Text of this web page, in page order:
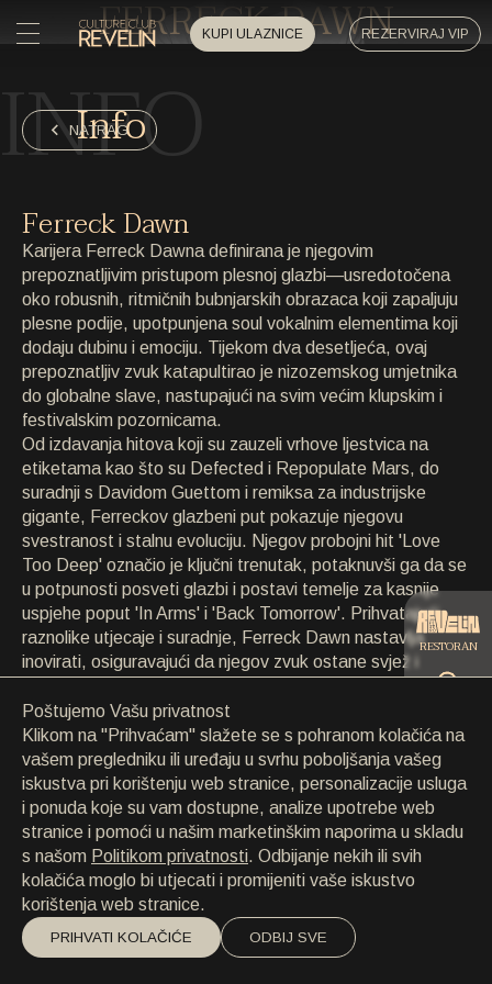
KUPI ULAZNICE REZERVIRAJ VIP
POČETNA
POČETNA
PRIVATNI DOGAĐAJI
PRIVATNI DOGAĐAJI
UMJETNICI
UMJETNICI
ARHIVA
ARHIVA
O NAMA
O NAMA
KONTAKT
KONTAKT
EN/HR
FERRECK DAWN
NATRAG
INFO
Info
Ferreck Dawn
Karijera Ferreck Dawna definirana je njegovim
prepoznatljivim pristupom plesnoj glazbi—usredotočena
oko robusnih, ritmičnih bubnjarskih obrazaca koji zapaljuju
plesne podije, upotpunjena soul vokalnim elementima koji
dodaju dubinu i emociju. Tijekom dva desetljeća, ovaj
prepoznatljiv zvuk katapultirao je nizozemskog umjetnika
do globalne slave, nastupajući na svim većim klupskim i
festivalskim pozornicama.
Od izdavanja hitova koji su zauzeli vrhove ljestvica na
etiketama kao što su Defected i Repopulate Mars, do
suradnji s Davidom Guettom i remiksa za industrijske
gigante, Ferreckov glazbeni put pokazuje njegovu
svestranost i stalnu evoluciju. Njegov probojni hit 'Love
Too Deep' označio je ključni trenutak, potaknuvši ga da se
u potpunosti posveti glazbi i postavi temelje za kasnije
uspjehe poput 'In Arms' i 'Back Tomorrow'. Prihvatajući
raznolike utjecaje i suradnje, Ferreck Dawn nastavlja
inovirati, osiguravajući da njegov zvuk ostane svjež i
RESTORAN
CATERING
PLAŽA
Poštujemo Vašu privatnost
Klikom na "Prihvaćam" slažete se s pohranom kolačića na
vašem pregledniku ili uređaju u svrhu poboljšanja vašeg
iskustva pri korištenju web stranice, personalizacije usluga
i ponuda koje su vam dostupne, analize upotrebe web
stranice i pomoći u našim marketinškim naporima u skladu
s našom Politikom privatnosti. Odbijanje nekih ili svih
kolačića moglo bi utjecati i promijeniti vaše iskustvo
korištenja web stranice.
PRIHVATI KOLAČIĆE ODBIJ SVE